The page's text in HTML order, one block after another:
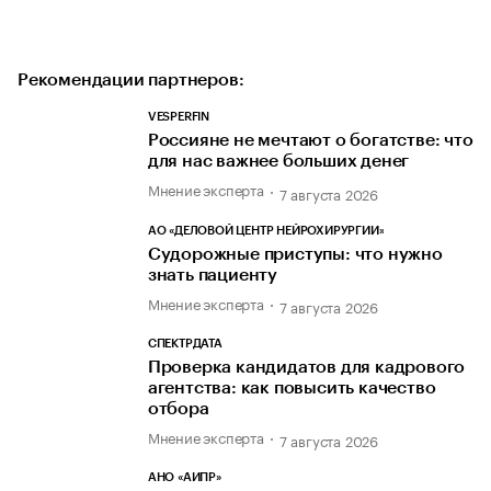
Рекомендации партнеров:
VESPERFIN
Россияне не мечтают о богатстве: что
для нас важнее больших денег
Мнение эксперта 7 августа 2026
АО «ДЕЛОВОЙ ЦЕНТР НЕЙРОХИРУРГИИ»
Судорожные приступы: что нужно
знать пациенту
Мнение эксперта 7 августа 2026
СПЕКТРДАТА
Проверка кандидатов для кадрового
агентства: как повысить качество
отбора
Мнение эксперта 7 августа 2026
АНО «АИПР»